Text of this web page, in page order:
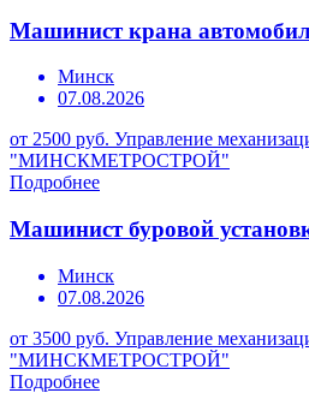
Машинист крана
Минск
07.08.2026
от 2500 руб. Управление
"МИНСКМЕТРОСТРОЙ"
Подробнее
Машинист буровой
Минск
07.08.2026
от 3500 руб. Управление
"МИНСКМЕТРОСТРОЙ"
Подробнее